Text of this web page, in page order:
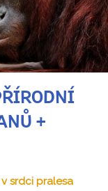
+
srdci pralesa